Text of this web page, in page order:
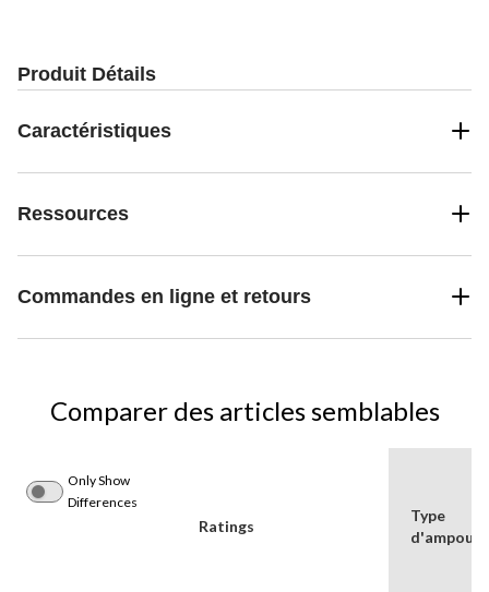
Produit Détails
Caractéristiques
Ressources
Commandes en ligne et retours
Comparer des articles semblables
Only Show
Differences
Ratings
Type
d'ampoule